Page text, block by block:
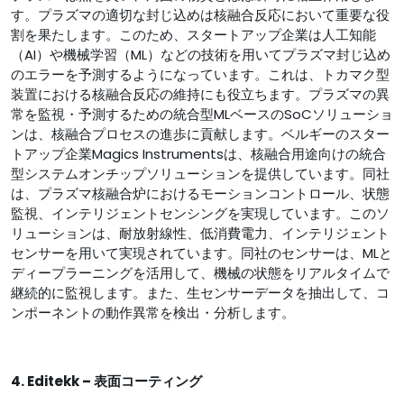
す。プラズマの適切な封じ込めは核融合反応において重要な役
割を果たします。このため、スタートアップ企業は人工知能
（AI）や機械学習（ML）などの技術を用いてプラズマ封じ込め
のエラーを予測するようになっています。これは、トカマク型
装置における核融合反応の維持にも役立ちます。プラズマの異
常を監視・予測するための統合型MLベースのSoCソリューショ
ンは、核融合プロセスの進歩に貢献します。ベルギーのスター
トアップ企業Magics Instrumentsは、核融合用途向けの統合
型システムオンチップソリューションを提供しています。同社
は、プラズマ核融合炉におけるモーションコントロール、状態
監視、インテリジェントセンシングを実現しています。このソ
リューションは、耐放射線性、低消費電力、インテリジェント
センサーを用いて実現されています。同社のセンサーは、MLと
ディープラーニングを活用して、機械の状態をリアルタイムで
継続的に監視します。また、生センサーデータを抽出して、コ
ンポーネントの動作異常を検出・分析します。
4. Editekk – 表面コーティング